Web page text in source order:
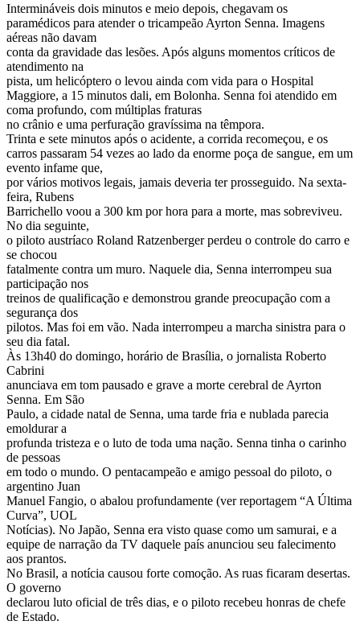
Intermináveis dois minutos e meio depois, chegavam os
paramédicos para atender o tricampeão Ayrton Senna. Imagens
aéreas não davam
conta da gravidade das lesões. Após alguns momentos críticos de
atendimento na
pista, um helicóptero o levou ainda com vida para o Hospital
Maggiore, a 15 minutos dali, em Bolonha. Senna foi atendido em
coma profundo, com múltiplas fraturas
no crânio e uma perfuração gravíssima na têmpora.
Trinta e sete minutos após o acidente, a corrida recomeçou, e os
carros passaram 54 vezes ao lado da enorme poça de sangue, em um
evento infame que,
por vários motivos legais, jamais deveria ter prosseguido. Na sexta-
feira, Rubens
Barrichello voou a 300 km por hora para a morte, mas sobreviveu.
No dia seguinte,
o piloto austríaco Roland Ratzenberger perdeu o controle do carro e
se chocou
fatalmente contra um muro. Naquele dia, Senna interrompeu sua
participação nos
treinos de qualificação e demonstrou grande preocupação com a
segurança dos
pilotos. Mas foi em vão. Nada interrompeu a marcha sinistra para o
seu dia fatal.
Às 13h40 do domingo, horário de Brasília, o jornalista Roberto
Cabrini
anunciava em tom pausado e grave a morte cerebral de Ayrton
Senna. Em São
Paulo, a cidade natal de Senna, uma tarde fria e nublada parecia
emoldurar a
profunda tristeza e o luto de toda uma nação. Senna tinha o carinho
de pessoas
em todo o mundo. O pentacampeão e amigo pessoal do piloto, o
argentino Juan
Manuel Fangio, o abalou profundamente (ver reportagem “A Última
Curva”, UOL
Notícias). No Japão, Senna era visto quase como um samurai, e a
equipe de narração da TV daquele país anunciou seu falecimento
aos prantos.
No Brasil, a notícia causou forte comoção. As ruas ficaram desertas.
O governo
declarou luto oficial de três dias, e o piloto recebeu honras de chefe
de Estado.